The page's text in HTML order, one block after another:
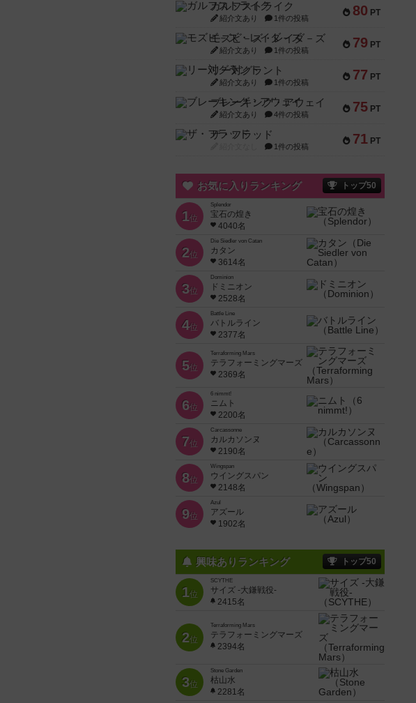
80 PT
ガルフストライク
紹介文あり 1件の投稿
79 PT
モズビ－ズ・レイダ－ズ
紹介文あり 1件の投稿
77 PT
リー対グラント
紹介文あり 1件の投稿
75 PT
ブレーキング・アウェイ
紹介文あり 4件の投稿
71 PT
ザ・フラッド
1件の投稿
お気に入りランキング トップ50
1位
Splendor
宝石の煌き
4040名
2位
Die Siedler von Catan
カタン
3614名
3位
Dominion
ドミニオン
2528名
4位
Battle Line
バトルライン
2377名
5位
Terraforming Mars
テラフォーミングマーズ
2369名
6位
6 nimmt!
ニムト
2200名
7位
Carcassonne
カルカソンヌ
2190名
8位
Wingspan
ウイングスパン
2148名
9位
Azul
アズール
1902名
興味ありランキング トップ50
1位
SCYTHE
サイズ -大鎌戦役-
2415名
2位
Terraforming Mars
テラフォーミングマーズ
2394名
3位
Stone Garden
枯山水
2281名